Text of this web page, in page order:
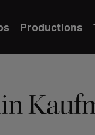
Productions